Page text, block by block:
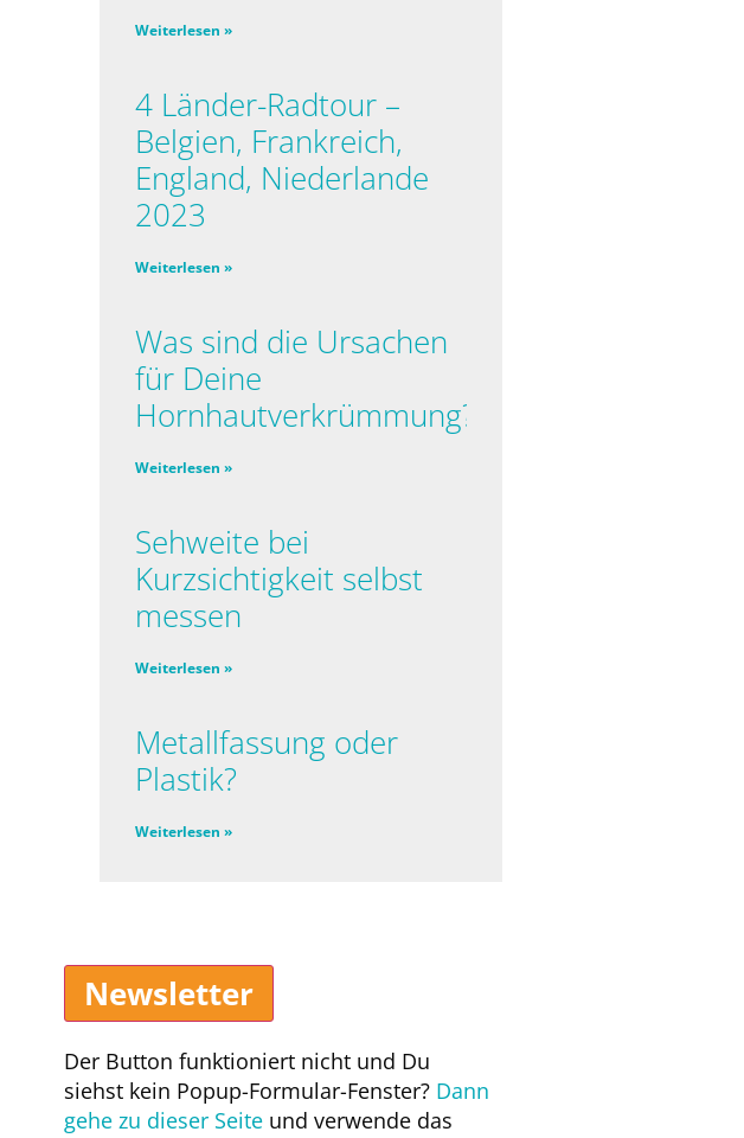
Weiterlesen »
4 Länder-Radtour –
Belgien, Frankreich,
England, Niederlande
2023
Weiterlesen »
Was sind die Ursachen
für Deine
Hornhautverkrümmung?
Weiterlesen »
Sehweite bei
Kurzsichtigkeit selbst
messen
Weiterlesen »
Metallfassung oder
Plastik?
Weiterlesen »
Newsletter
Der Button funktioniert nicht und Du
siehst kein Popup-Formular-Fenster? Dann
gehe zu dieser Seiteund verwende das